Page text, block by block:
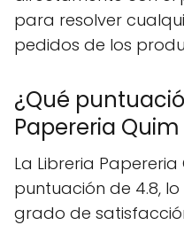
para resolver
pedidos de los
¿Qué
Papereria
La Libreria
puntuación de 4.8,
grado de